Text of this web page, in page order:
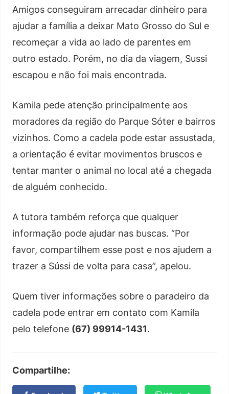
Amigos conseguiram arrecadar dinheiro para
ajudar a família a deixar Mato Grosso do Sul e
recomeçar a vida ao lado de parentes em
outro estado. Porém, no dia da viagem, Sussi
escapou e não foi mais encontrada.
Kamila pede atenção principalmente aos
moradores da região do Parque Sóter e bairros
vizinhos. Como a cadela pode estar assustada,
a orientação é evitar movimentos bruscos e
tentar manter o animal no local até a chegada
de alguém conhecido.
A tutora também reforça que qualquer
informação pode ajudar nas buscas. “Por
favor, compartilhem esse post e nos ajudem a
trazer a Sússi de volta para casa”, apelou.
Quem tiver informações sobre o paradeiro da
cadela pode entrar em contato com Kamila
pelo telefone (67) 99914-1431.
Compartilhe: